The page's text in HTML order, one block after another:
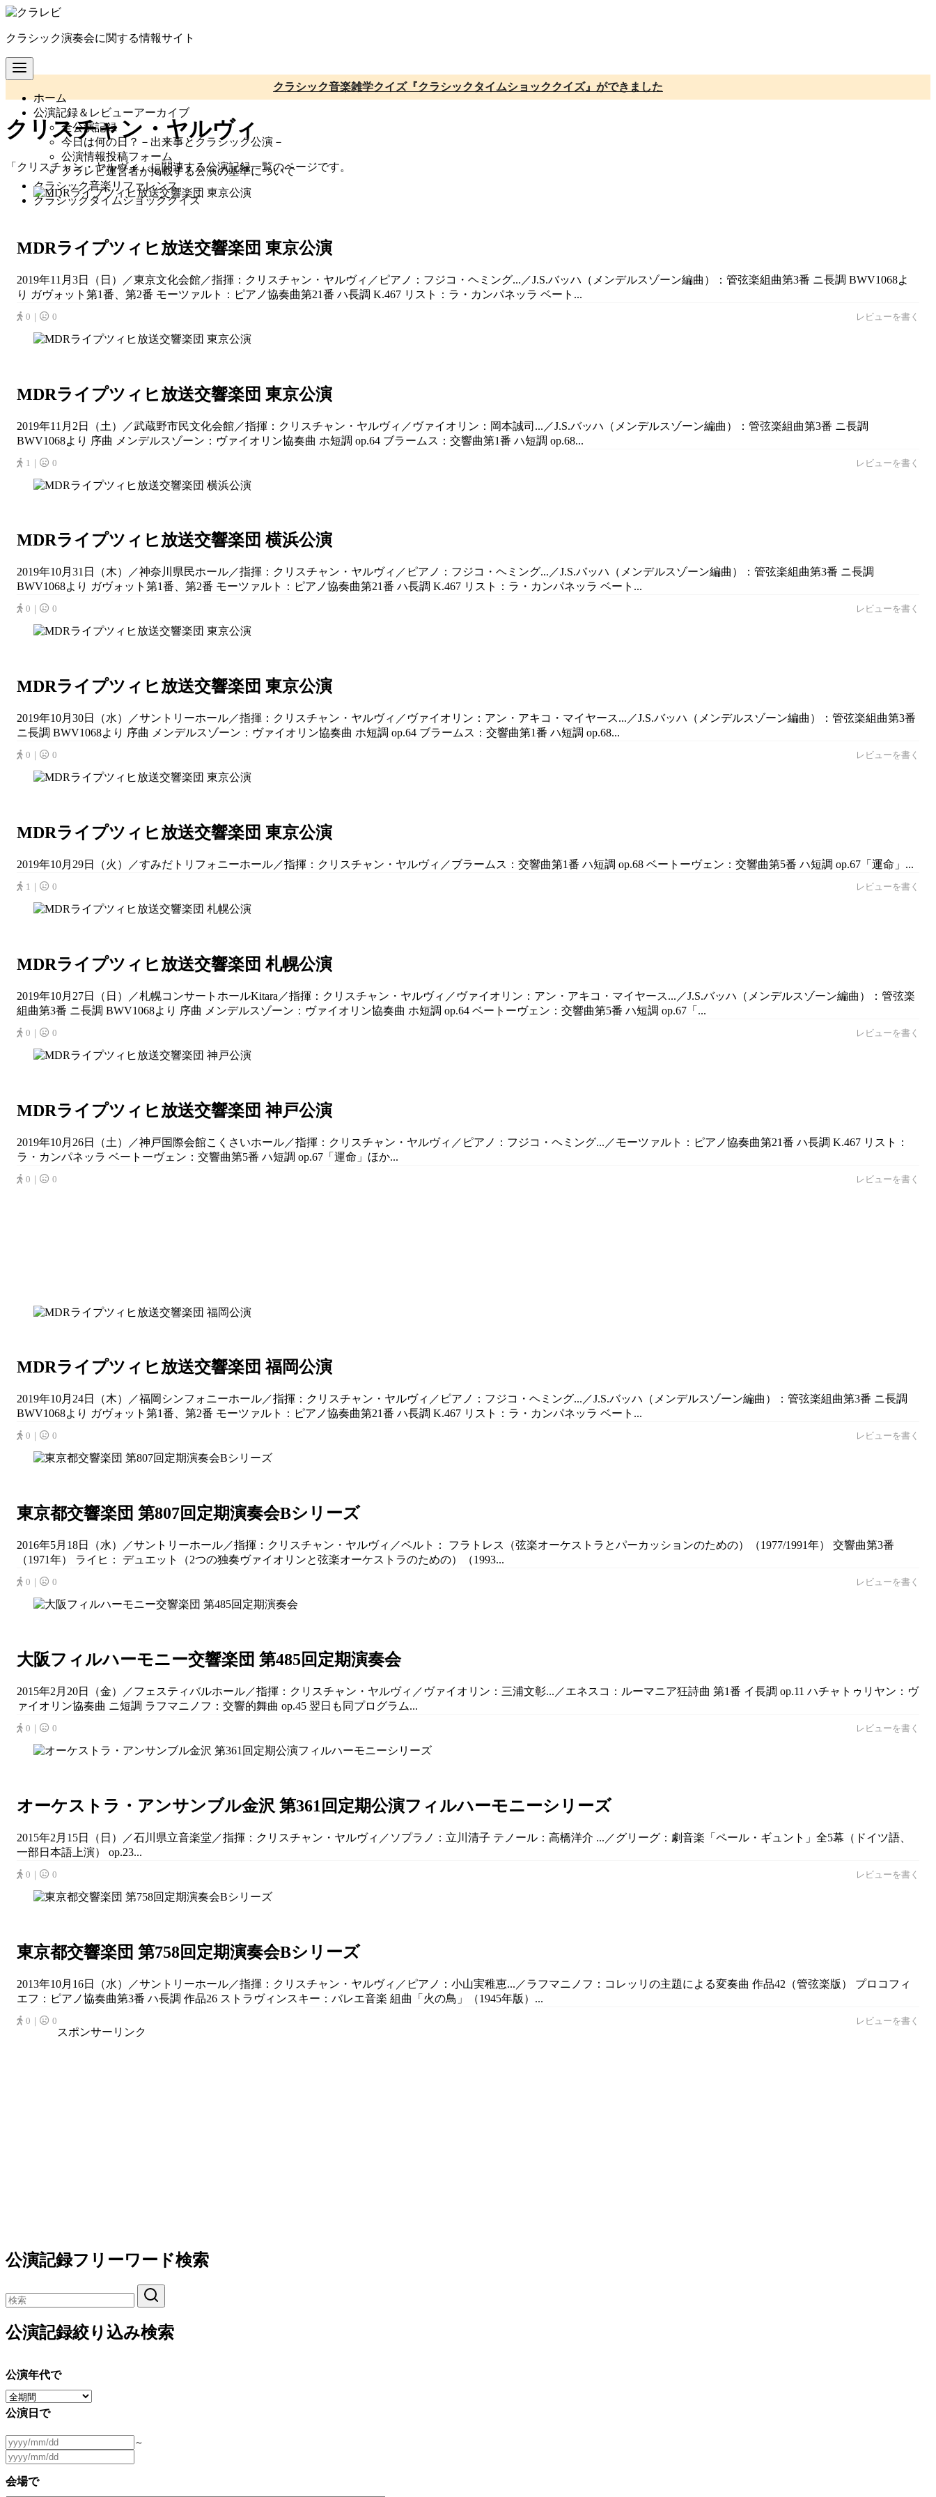
コ
テ
ン
ツ
移
クラシック演奏会に関する情報サイト
ホーム
公演記録＆レビューアーカイブ
全公演記録
今日は何の日？－出来事とクラシック公演－
公演情報投稿フォーム
クラレビ運営者が掲載する公演の基準について
クラシック音楽リファレンス
クラシックタイムショッククイズ
クラシック音楽雑学クイズ『クラシックタイムショッククイズ』ができました
クリスチャン・ヤルヴィ
「クリスチャン・ヤルヴィ」に関連する公演記録一覧のページです。
MDRライプツィヒ放送交響楽団 東京公演
2019年11月3日（日）／東京文化会館／指揮：クリスチャン・ヤルヴィ／ピアノ：フジコ・ヘミング...／J.S.バッハ（メンデルスゾーン編曲）：管弦楽組曲第3番 ニ長調 BWV1068よ
り ガヴォット第1番、第2番 モーツァルト：ピアノ協奏曲第21番 ハ長調 K.467 リスト：ラ・カンパネッラ ベート...
0｜ 0 レビューを書く
MDRライプツィヒ放送交響楽団 東京公演
2019年11月2日（土）／武蔵野市民文化会館／指揮：クリスチャン・ヤルヴィ／ヴァイオリン：岡本誠司...／J.S.バッハ（メンデルスゾーン編曲）：管弦楽組曲第3番 ニ長調
BWV1068より 序曲 メンデルスゾーン：ヴァイオリン協奏曲 ホ短調 op.64 ブラームス：交響曲第1番 ハ短調 op.68...
1｜ 0 レビューを書く
MDRライプツィヒ放送交響楽団 横浜公演
2019年10月31日（木）／神奈川県民ホール／指揮：クリスチャン・ヤルヴィ／ピアノ：フジコ・ヘミング...／J.S.バッハ（メンデルスゾーン編曲）：管弦楽組曲第3番 ニ長調
BWV1068より ガヴォット第1番、第2番 モーツァルト：ピアノ協奏曲第21番 ハ長調 K.467 リスト：ラ・カンパネッラ ベート...
0｜ 0 レビューを書く
MDRライプツィヒ放送交響楽団 東京公演
2019年10月30日（水）／サントリーホール／指揮：クリスチャン・ヤルヴィ／ヴァイオリン：アン・アキコ・マイヤース...／J.S.バッハ（メンデルスゾーン編曲）：管弦楽組曲第3番
ニ長調 BWV1068より 序曲 メンデルスゾーン：ヴァイオリン協奏曲 ホ短調 op.64 ブラームス：交響曲第1番 ハ短調 op.68...
0｜ 0 レビューを書く
MDRライプツィヒ放送交響楽団 東京公演
2019年10月29日（火）／すみだトリフォニーホール／指揮：クリスチャン・ヤルヴィ／ブラームス：交響曲第1番 ハ短調 op.68 ベートーヴェン：交響曲第5番 ハ短調 op.67「運命」...
1｜ 0 レビューを書く
MDRライプツィヒ放送交響楽団 札幌公演
2019年10月27日（日）／札幌コンサートホールKitara／指揮：クリスチャン・ヤルヴィ／ヴァイオリン：アン・アキコ・マイヤース...／J.S.バッハ（メンデルスゾーン編曲）：管弦楽
組曲第3番 ニ長調 BWV1068より 序曲 メンデルスゾーン：ヴァイオリン協奏曲 ホ短調 op.64 ベートーヴェン：交響曲第5番 ハ短調 op.67「...
0｜ 0 レビューを書く
MDRライプツィヒ放送交響楽団 神戸公演
2019年10月26日（土）／神戸国際会館こくさいホール／指揮：クリスチャン・ヤルヴィ／ピアノ：フジコ・ヘミング...／モーツァルト：ピアノ協奏曲第21番 ハ長調 K.467 リスト：
ラ・カンパネッラ ベートーヴェン：交響曲第5番 ハ短調 op.67「運命」ほか...
0｜ 0 レビューを書く
MDRライプツィヒ放送交響楽団 福岡公演
2019年10月24日（木）／福岡シンフォニーホール／指揮：クリスチャン・ヤルヴィ／ピアノ：フジコ・ヘミング...／J.S.バッハ（メンデルスゾーン編曲）：管弦楽組曲第3番 ニ長調
BWV1068より ガヴォット第1番、第2番 モーツァルト：ピアノ協奏曲第21番 ハ長調 K.467 リスト：ラ・カンパネッラ ベート...
0｜ 0 レビューを書く
東京都交響楽団 第807回定期演奏会Bシリーズ
2016年5月18日（水）／サントリーホール／指揮：クリスチャン・ヤルヴィ／ペルト： フラトレス（弦楽オーケストラとパーカッションのための）（1977/1991年） 交響曲第3番
（1971年） ライヒ： デュエット（2つの独奏ヴァイオリンと弦楽オーケストラのための）（1993...
0｜ 0 レビューを書く
大阪フィルハーモニー交響楽団 第485回定期演奏会
2015年2月20日（金）／フェスティバルホール／指揮：クリスチャン・ヤルヴィ／ヴァイオリン：三浦文彰...／エネスコ：ルーマニア狂詩曲 第1番 イ長調 op.11 ハチャトゥリヤン：ヴ
ァイオリン協奏曲 ニ短調 ラフマニノフ：交響的舞曲 op.45 翌日も同プログラム...
0｜ 0 レビューを書く
オーケストラ・アンサンブル金沢 第361回定期公演フィルハーモニーシリーズ
2015年2月15日（日）／石川県立音楽堂／指揮：クリスチャン・ヤルヴィ／ソプラノ：立川清子 テノール：高橋洋介 ...／グリーグ：劇音楽「ペール・ギュント」全5幕（ドイツ語、
一部日本語上演） op.23...
0｜ 0 レビューを書く
東京都交響楽団 第758回定期演奏会Bシリーズ
2013年10月16日（水）／サントリーホール／指揮：クリスチャン・ヤルヴィ／ピアノ：小山実稚恵...／ラフマニノフ：コレッリの主題による変奏曲 作品42（管弦楽版） プロコフィ
エフ：ピアノ協奏曲第3番 ハ長調 作品26 ストラヴィンスキー：バレエ音楽 組曲「火の鳥」（1945年版）...
0｜ 0 レビューを書く
スポンサーリンク
公演記録フリーワード検索
公演記録絞り込み検索
公演年代で
公演日で
～
会場で